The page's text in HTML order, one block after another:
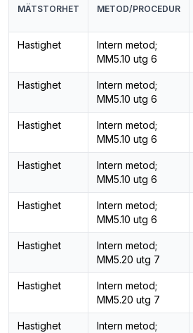
MÄTSTORHET METOD/PROCEDUR
Hastighet
Intern metod;
MM5.10 utg 6
Hastighet
Intern metod;
MM5.10 utg 6
Hastighet
Intern metod;
MM5.10 utg 6
Hastighet
Intern metod;
MM5.10 utg 6
Hastighet
Intern metod;
MM5.10 utg 6
Hastighet
Intern metod;
MM5.20 utg 7
Hastighet
Intern metod;
MM5.20 utg 7
Hastighet
Intern metod;